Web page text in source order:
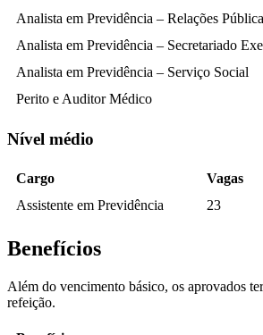
Analista em Previdência – Relações
Analista em Previdência – Secretariado
Analista em Previdência – Serviço Social
Perito e Auditor Médico
Nível médio
Cargo Vagas
Assistente em Previdência
23
Benefícios
Além do vencimento básico, os aprovados
refeição.